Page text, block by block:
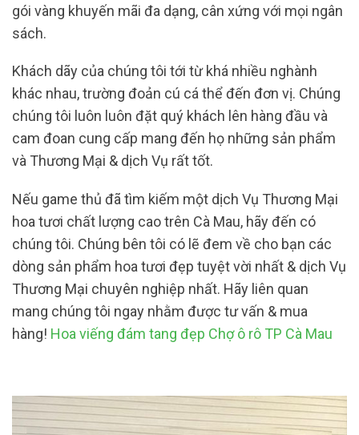
gói vàng khuyến mãi đa dạng, cân xứng với mọi ngân
sách.
Khách dãy của chúng tôi tới từ khá nhiều nghành
khác nhau, trường đoản cú cá thể đến đơn vị. Chúng
chúng tôi luôn luôn đặt quý khách lên hàng đầu và
cam đoan cung cấp mang đến họ những sản phẩm
và Thương Mại & dịch Vụ rất tốt.
Nếu game thủ đã tìm kiếm một dịch Vụ Thương Mại
hoa tươi chất lượng cao trên Cà Mau, hãy đến có
chúng tôi. Chúng bên tôi có lẽ đem về cho bạn các
dòng sản phẩm hoa tươi đẹp tuyệt vời nhất & dịch Vụ
Thương Mại chuyên nghiệp nhất. Hãy liên quan
mang chúng tôi ngay nhằm được tư vấn & mua
hàng! Hoa viếng đám tang đẹp Chợ ô rô TP Cà Mau